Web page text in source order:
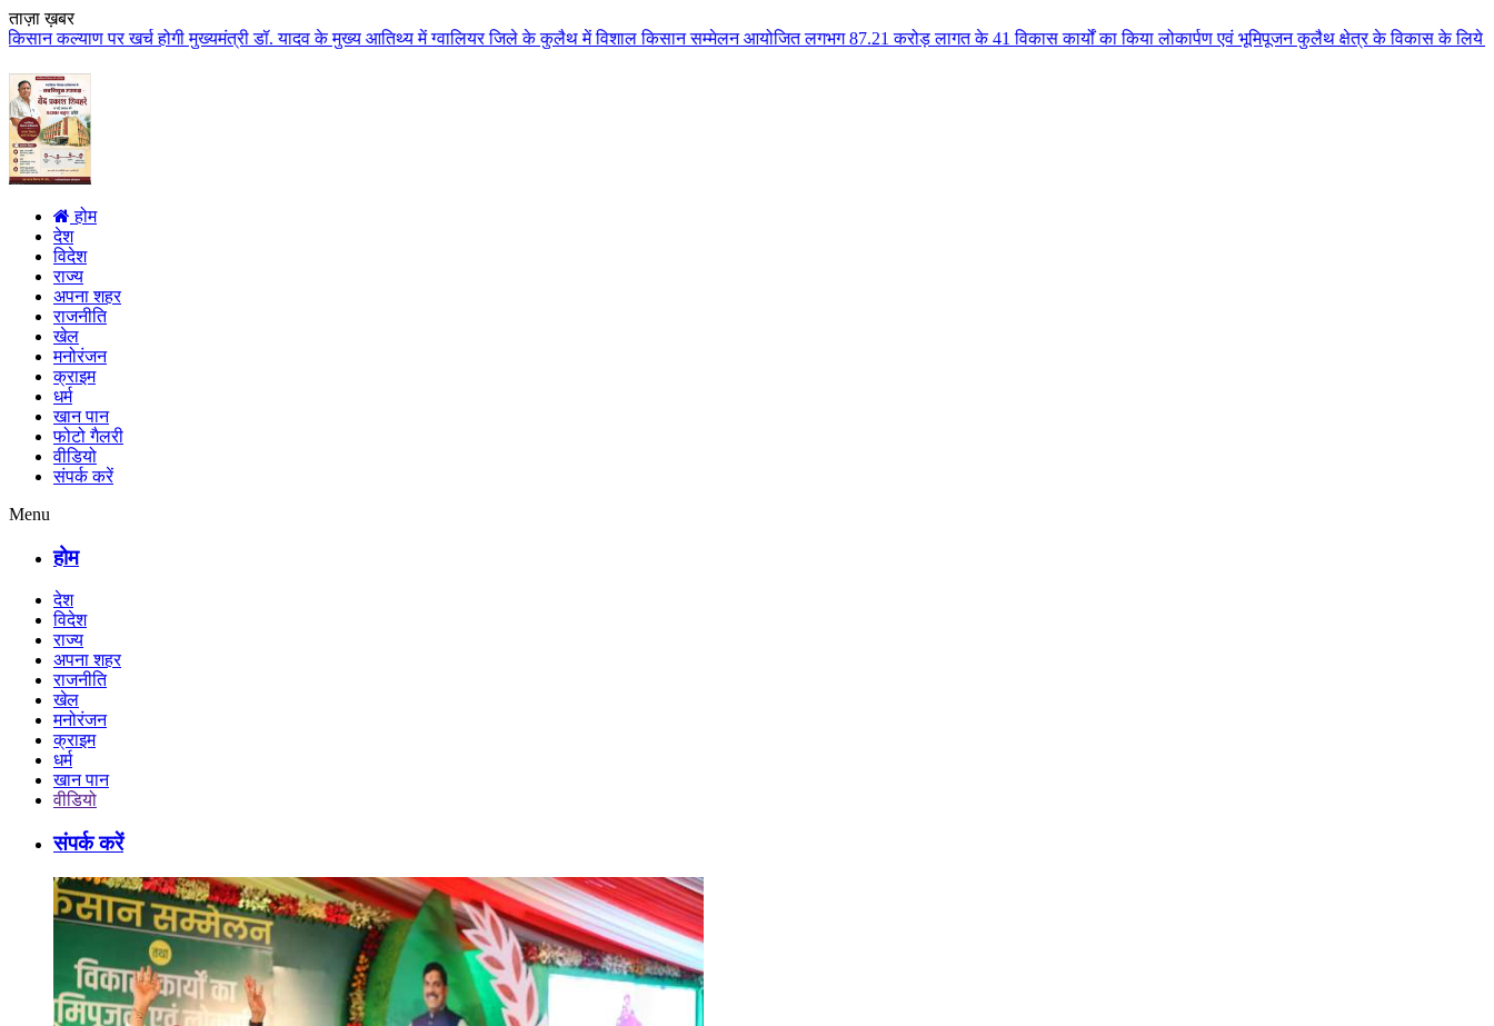
ताज़ा ख़बर
होगी मुख्यमंत्री डॉ. यादव के मुख्य आतिथ्य में ग्वालियर जिले के कुलैथ में विशाल किसान सम्मेलन आयोजित लगभग 87.21 करोड़ लागत के 41 विकास कार्यों का किया लोकार्पण एवं भूमिपूजन कुलैथ क्षेत्र के विकास के लिये की बड़ी-बड़ी
होम
देश
विदेश
राज्य
अपना शहर
राजनीति
खेल
मनोरंजन
क्राइम
धर्म
खान पान
फोटो गैलरी
वीडियो
संपर्क करें
Menu
होम
देश
विदेश
राज्य
अपना शहर
राजनीति
खेल
मनोरंजन
क्राइम
धर्म
खान पान
वीडियो
संपर्क करें